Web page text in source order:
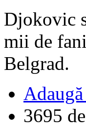
Djokovic
mii de
Belgrad.
3695